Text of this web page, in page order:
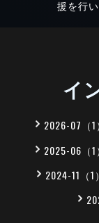
援を行
イ
2026-07（1）
2025-06（1）
2024-11（1）